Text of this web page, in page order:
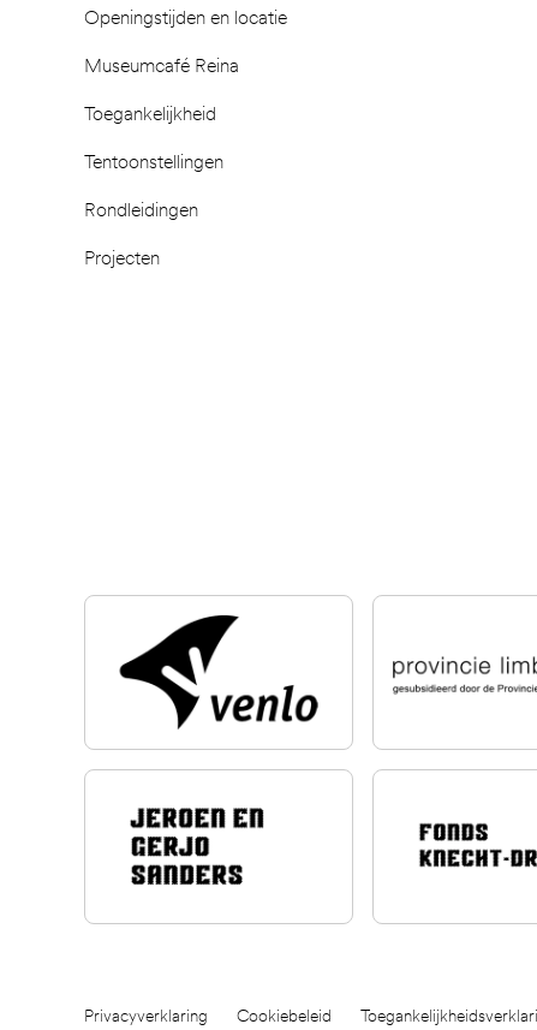
Openingstijden en locatie
Museumcafé Reina
Toegankelijkheid
Tentoonstellingen
Rondleidingen
Projecten
Privacyverklaring Cookiebeleid